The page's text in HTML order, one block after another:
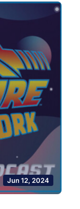
Jun 12, 2024